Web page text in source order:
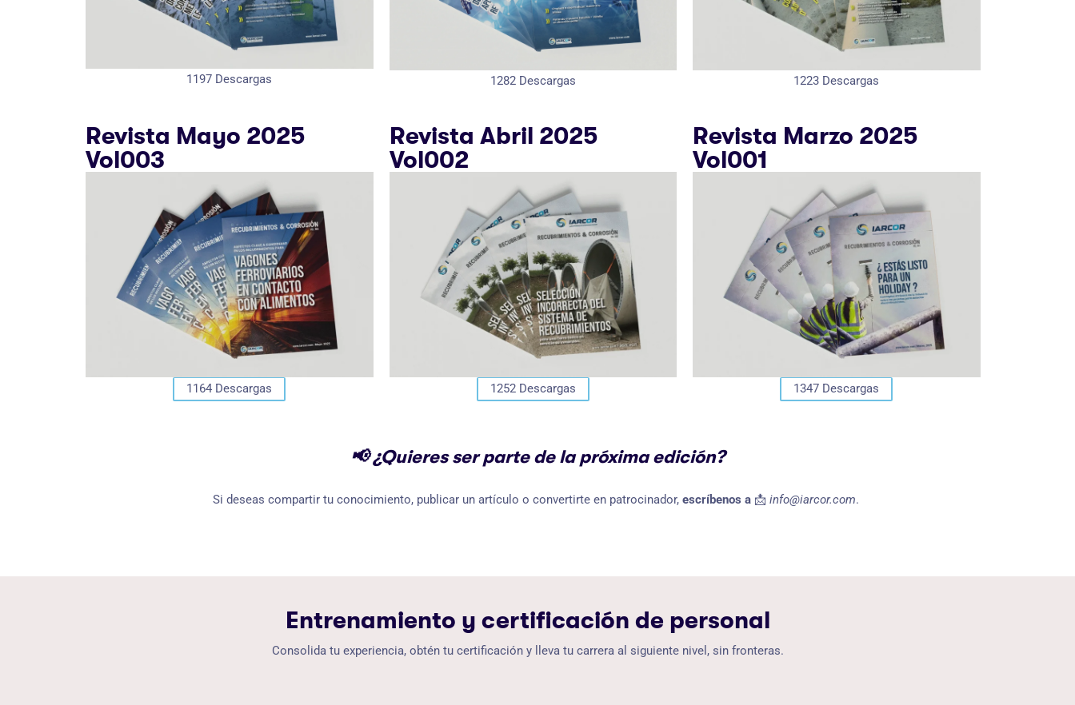
1197 Descargas 1282Descargas 1223 Descargas
Revista Mayo 2025
Vol003
1164 Descargas
Revista Abril 2025
Vol002
1252Descargas
Revista Marzo 2025
Vol001
1347 Descargas
📢 ¿Quieres ser parte de la próxima edición?
Si deseas compartir tu conocimiento, publicar un artículo o convertirte en patrocinador, escríbenos a 📩 info@iarcor.com.
Entrenamiento y certificación de personal
Consolida tu experiencia, obtén tu certificación y lleva tu carrera al siguiente nivel, sin fronteras.